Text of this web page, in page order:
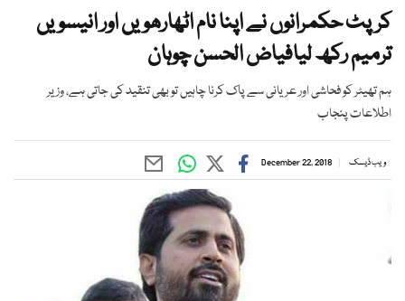
کرپٹ حکمرانوں نے اپنا نام اٹھارھویں اور انیسویں
ترمیم رکھ لیافیاض الحسن چوہان
ہم تھیٹر کو فحاشی اور عریانی سے پاک کرنا چاہیں تو بھی تنقید کی جاتی ہے، وزیر
اطلاعات پنجاب
ویب ڈیسک December 22, 2018